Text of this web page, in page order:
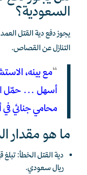
السعودية؟
يجوز دفع دية القتل
التنازل عن القصاص.
“مع بينه،
أسهل… حمّل
محامي جنائي
ما هو مقدار
ريال سعودي.